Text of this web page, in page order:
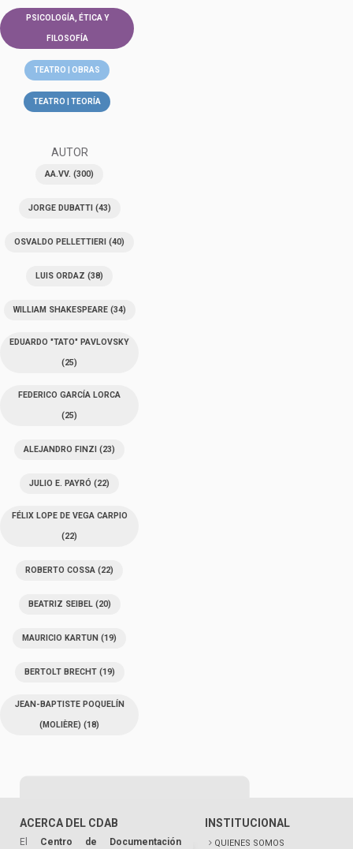
PSICOLOGÍA, ÉTICA Y
FILOSOFÍA
TEATRO | OBRAS
TEATRO | TEORÍA
AUTOR
AA.VV. (300)
JORGE DUBATTI(43)
OSVALDO PELLETTIERI (40)
LUIS ORDAZ (38)
WILLIAM SHAKESPEARE(34)
EDUARDO "TATO" PAVLOVSKY
(25)
FEDERICO GARCÍA LORCA
(25)
ALEJANDRO FINZI (23)
JULIO E. PAYRÓ (22)
FÉLIX LOPE DE VEGA CARPIO
(22)
ROBERTO COSSA (22)
BEATRIZ SEIBEL(20)
MAURICIO KARTUN (19)
BERTOLT BRECHT(19)
JEAN-BAPTISTE POQUELÍN
(MOLIÈRE) (18)
ACERCA DEL CDAB
El Centro de Documentación
INSTITUCIONAL
QUIENES SOMOS